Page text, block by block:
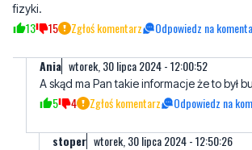
fizyki.
13 15 Zgłoś komentarz Odpowiedz na
Ania wtorek, 30 lipca 2024 - 12:00:52
A skąd ma Pan takie informacje że to był
5 4 Zgłoś komentarz Odpowiedz na
stoper wtorek, 30 lipca 2024 - 12:50:26